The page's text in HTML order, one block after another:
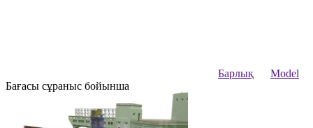
Барлық
Model
Бағасы сұраныс бойынша